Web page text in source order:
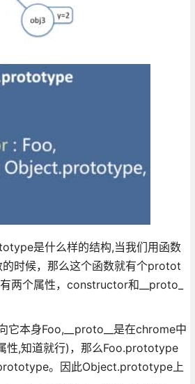
是什么样的结构,当我们用函数
时候，那么这个函数就有个protot
两个属性，constructor和__proto_
它本身Foo,__proto__是在chrome中
性,知道就行)，那么Foo.prototype
。因此Object.prototype上